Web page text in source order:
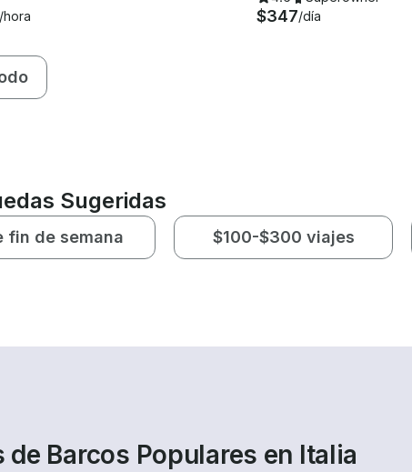
/hora $347/día
Sugeridas
fin de semana $100-$300 viajes
de Barcos Populares en Italia